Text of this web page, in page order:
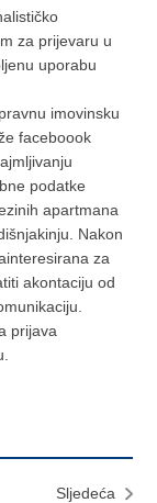
za prijevaru u
uporabu
imovinsku
faceboook
podatke
apartmana
Nakon
za
akontaciju od
prijava
Sljedeća